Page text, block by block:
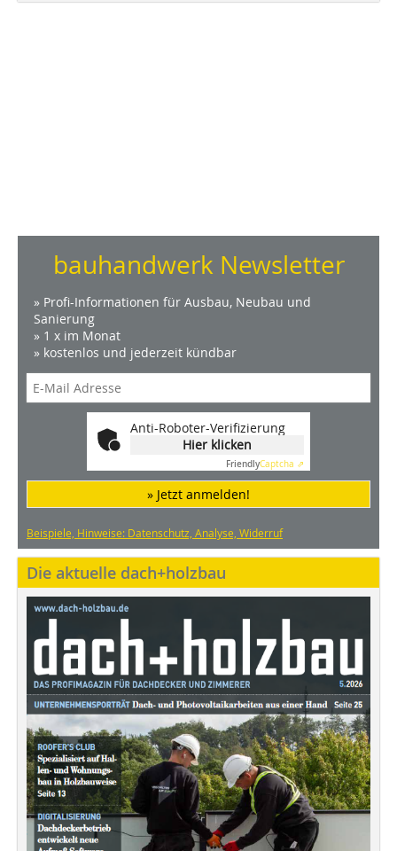
bauhandwerk Newsletter
» Profi-Informationen für Ausbau, Neubau und
Sanierung
» 1 x im Monat
» kostenlos und jederzeit kündbar
Anti-Roboter-Verifizierung
Hier klicken
FriendlyCaptcha ⇗
» Jetzt anmelden!
Beispiele, Hinweise: Datenschutz, Analyse, Widerruf
Die aktuelle dach+holzbau